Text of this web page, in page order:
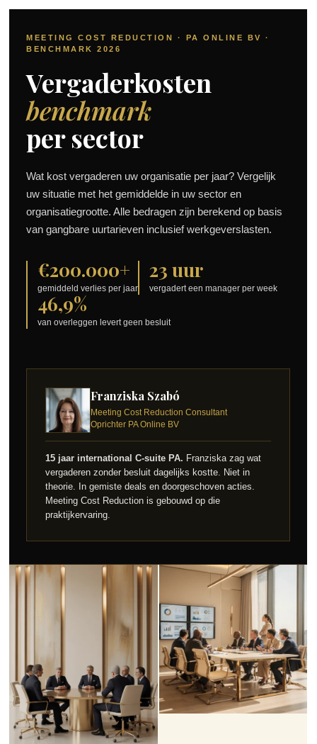
MEETING COST REDUCTION · PA ONLINE BV ·
BENCHMARK 2026
Vergaderkosten
benchmark
per sector
Wat kost vergaderen uw organisatie per jaar? Vergelijk
uw situatie met het gemiddelde in uw sector en
organisatiegrootte. Alle bedragen zijn berekend op basis
van gangbare uurtarieven inclusief werkgeverslasten.
€200.000+
gemiddeld verlies per jaar
23 uur
vergadert een manager per week
46,9%
van overleggen levert geen besluit
Franziska Szabó
Meeting Cost Reduction Consultant
Oprichter PA Online BV
15 jaar international C-suite PA. Franziska zag wat
vergaderen zonder besluit dagelijks kostte. Niet in
theorie. In gemiste deals en doorgeschoven acties.
Meeting Cost Reduction is gebouwd op die
praktijkervaring.